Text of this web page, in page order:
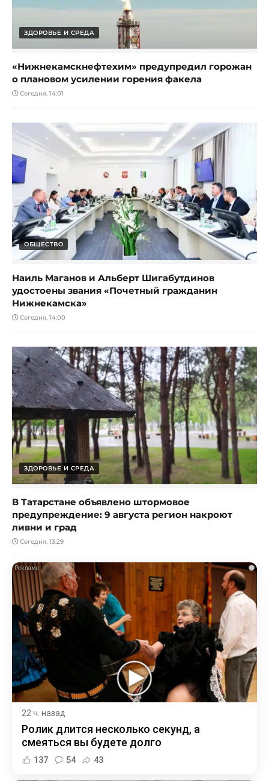
ЗДОРОВЬЕ И СРЕДА
«Нижнекамскнефтехим» предупредил горожан
о плановом усилении горения факела
Сегодня, 14:01
ОБЩЕСТВО
Наиль Маганов и Альберт Шигабутдинов
удостоены звания «Почетный гражданин
Нижнекамска»
Сегодня, 14:00
ЗДОРОВЬЕ И СРЕДА
В Татарстане объявлено штормовое
предупреждение: 9 августа регион накроют
ливни и град
Сегодня, 13:29
i
22 ч. назад
Ролик длится несколько секунд, а
смеяться вы будете долго
137 54 43